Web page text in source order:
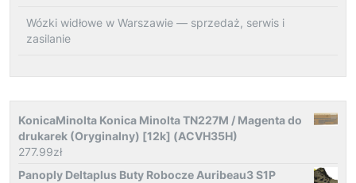
Wózki widłowe w Warszawie — sprzedaż, serwis i
zasilanie
KonicaMinolta Konica Minolta TN227M / Magenta do
drukarek (Oryginalny) [12k] (ACVH35H)
277.99zł
Panoply Deltaplus Buty Robocze Auribeau3 S1P